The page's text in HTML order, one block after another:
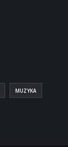
MUZYKA